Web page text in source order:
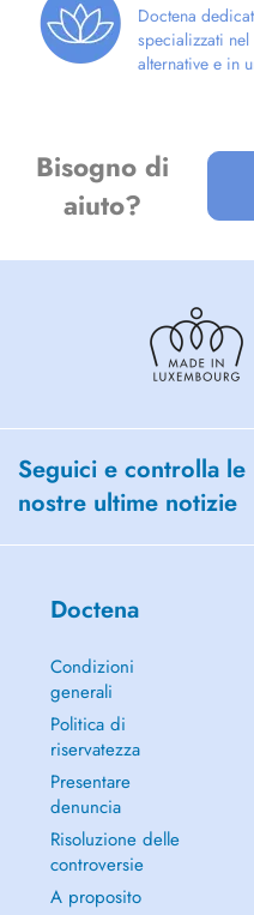
Acupuncture!
PRIVATE INSURANCES
results, using an integrative
We remind you that the
Doctena only, without any
CHINESE MEDICINE AND
FOR MEDICAL
Doctena
specializzati
alternative e in
Bisogno di
aiuto?
Seguici e controlla le
nostre ultime notizie
Doctena
Condizioni
generali
Politica di
riservatezza
Presentare
denuncia
Risoluzione delle
controversie
A proposito